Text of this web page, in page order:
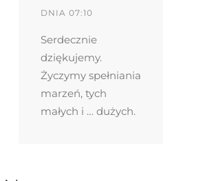
DNIA 07:10
Serdecznie
dziękujemy.
Życzymy spełniania
marzeń, tych
małych i … dużych.